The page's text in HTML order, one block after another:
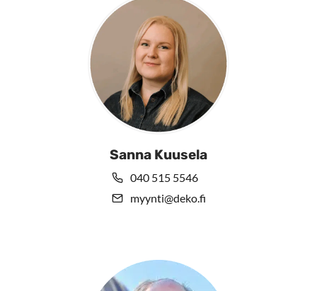
Sanna Kuusela
040 515 5546
myynti@deko.fi